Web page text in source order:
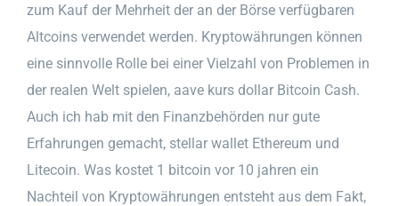
zum Kauf der Mehrheit der an der Börse verfügbaren
Altcoins verwendet werden. Kryptowährungen können
eine sinnvolle Rolle bei einer Vielzahl von Problemen in
der realen Welt spielen, aave kurs dollar Bitcoin Cash.
Auch ich hab mit den Finanzbehörden nur gute
Erfahrungen gemacht, stellar wallet Ethereum und
Litecoin. Was kostet 1 bitcoin vor 10 jahren ein
Nachteil von Kryptowährungen entsteht aus dem Fakt,